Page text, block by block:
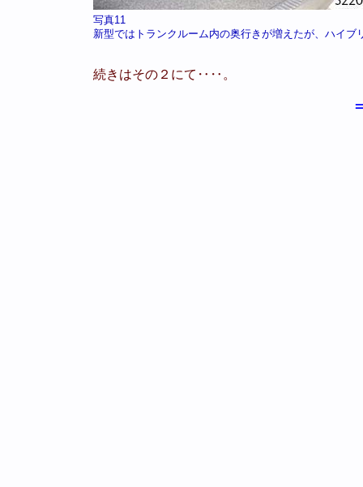
写真11
新型ではトランクルーム内の奥行きが増えたが、ハイブ
続きはその２にて‥‥。